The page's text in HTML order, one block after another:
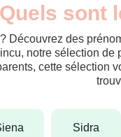
Quels sont
Découvrez des
notre sélection
cette sélection
siena sidra